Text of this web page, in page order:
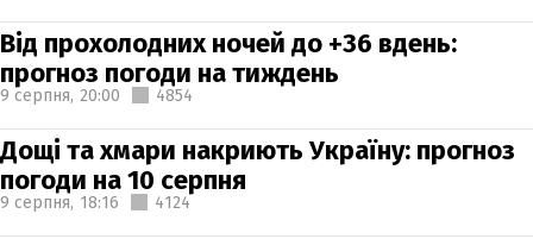
Від прохолодних ночей до +36 вдень:
прогноз погоди на тиждень
9 серпня, 20:00 4854
Дощі та хмари накриють Україну: прогноз
погоди на 10 серпня
9 серпня, 18:16 4124